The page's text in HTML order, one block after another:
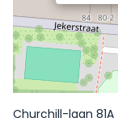
Churchill-laan 81A